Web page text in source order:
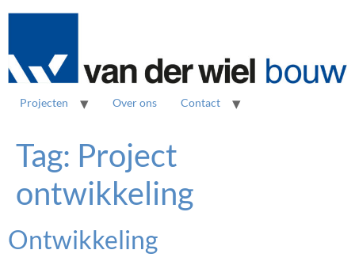
Projecten Over ons Contact
Tag: Project
ontwikkeling
Ontwikkeling